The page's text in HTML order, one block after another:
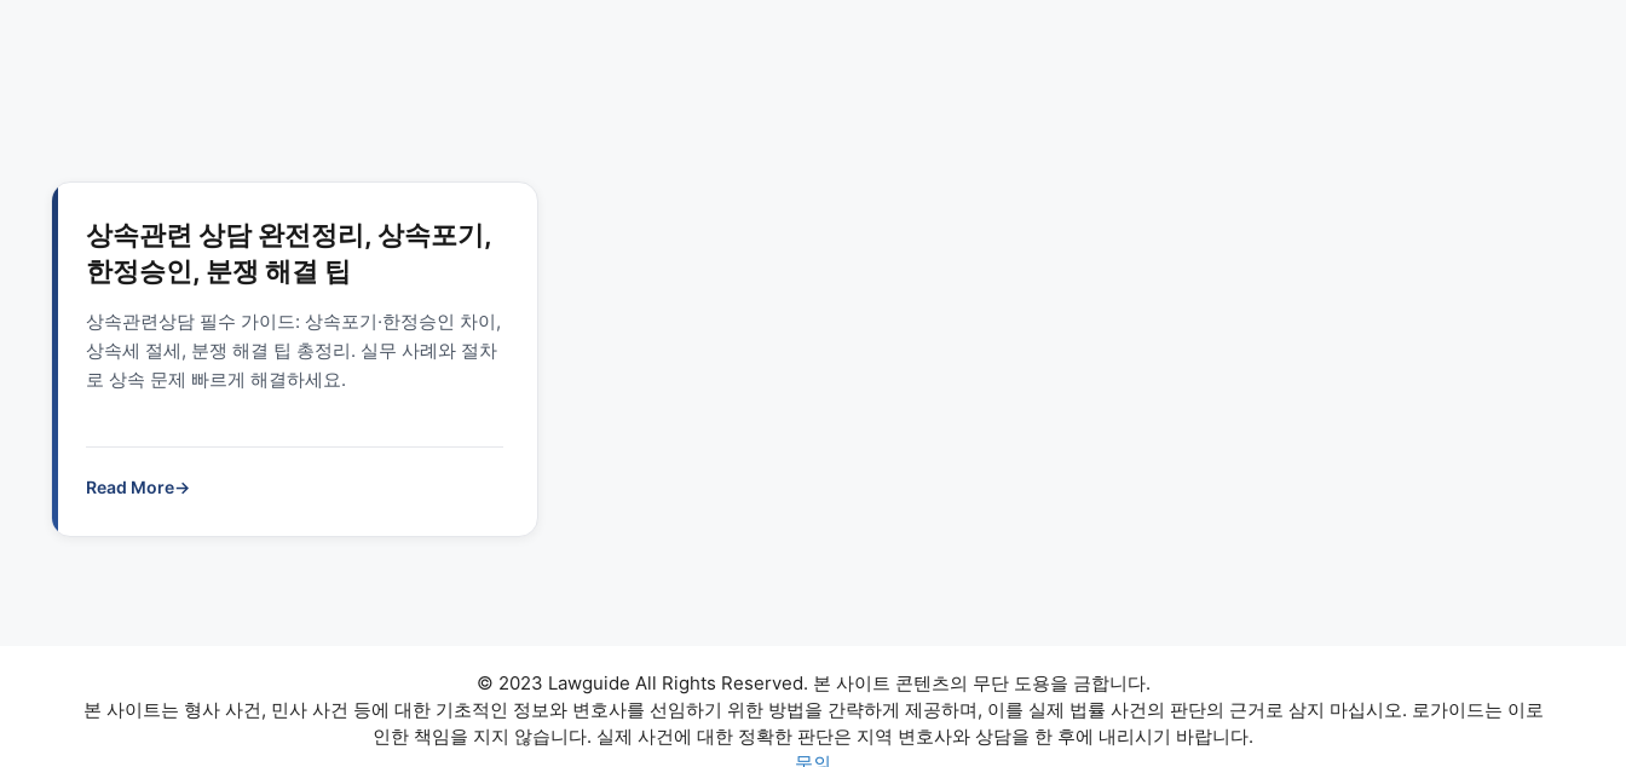
상속관련 상담 완전정리, 상속포기,
한정승인, 분쟁 해결 팁
상속관련상담 필수 가이드: 상속포기·한정승인 차이,
상속세 절세, 분쟁 해결 팁 총정리. 실무 사례와 절차
로 상속 문제 빠르게 해결하세요.
Read More→
© 2023 Lawguide All Rights Reserved. 본 사이트 콘텐츠의 무단 도용을 금합니다.
본 사이트는 형사 사건, 민사 사건 등에 대한 기초적인 정보와 변호사를 선임하기 위한 방법을 간략하게 제공하며, 이를 실제 법률 사건의 판단의 근거로 삼지 마십시오. 로가이드는 이로
인한 책임을 지지 않습니다. 실제 사건에 대한 정확한 판단은 지역 변호사와 상담을 한 후에 내리시기 바랍니다.
문의